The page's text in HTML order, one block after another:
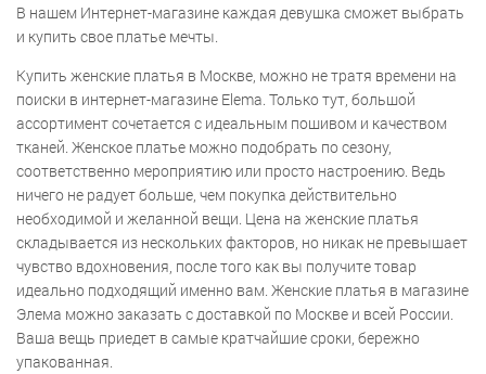
В нашем Интернет-магазине каждая девушка сможет выбрать
и купить свое платье мечты.
Купить женские платья в Москве, можно не тратя времени на
поиски в интернет-магазине Elema. Только тут, большой
ассортимент сочетается с идеальным пошивом и качеством
тканей. Женское платье можно подобрать по сезону,
соответственно мероприятию или просто настроению. Ведь
ничего не радует больше, чем покупка действительно
необходимой и желанной вещи. Цена на женские платья
складывается из нескольких факторов, но никак не превышает
чувство вдохновения, после того как вы получите товар
идеально подходящий именно вам. Женские платья в магазине
Элема можно заказать с доставкой по Москве и всей России.
Ваша вещь приедет в самые кратчайшие сроки, бережно
упакованная.